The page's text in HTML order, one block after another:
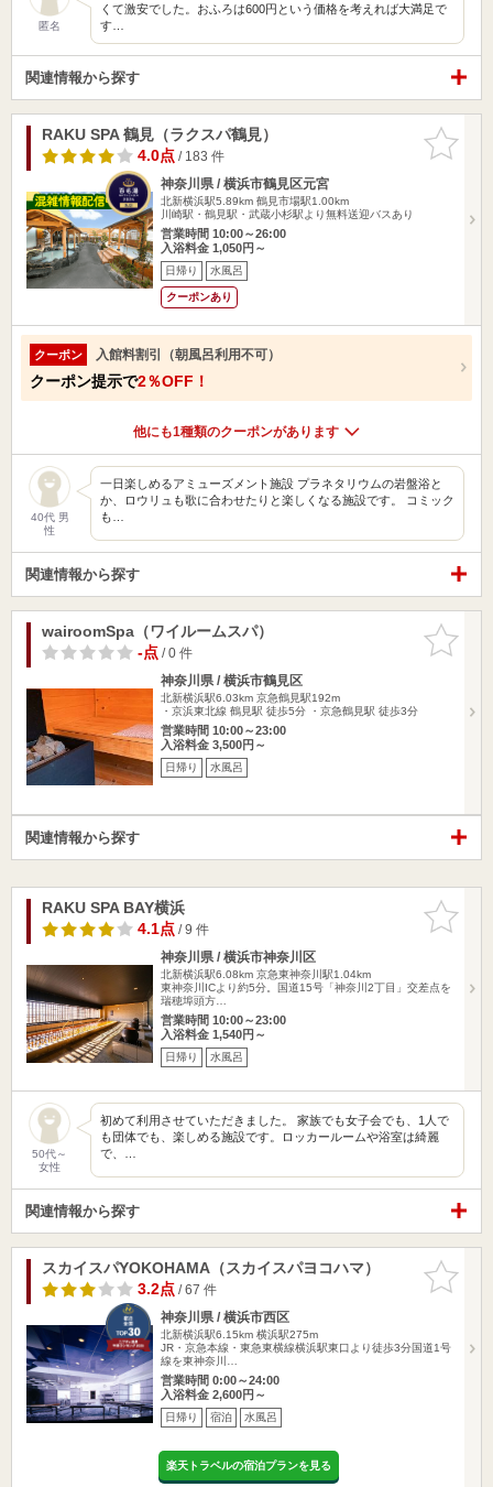
匿名
くて激安でした。おふろは600円という価格を考えれば大満足で
す…
関連情報から探す
お気に入
りに追加
RAKU SPA 鶴見（ラクスパ鶴見）
4.0点/ 183 件
神奈川県 / 横浜市鶴見区元宮
北新横浜駅5.89km 鶴見市場駅1.00km
川崎駅・鶴見駅・武蔵小杉駅より無料送迎バスあり
営業時間 10:00～26:00
入浴料金 1,050円～
日帰り 水風呂
クーポンあり
クーポン 入館料割引（朝風呂利用不可）
クーポン提示で2％OFF！
他にも1種類のクーポンがあります
40代 男
性
一日楽しめるアミューズメント施設 プラネタリウムの岩盤浴と
か、ロウリュも歌に合わせたりと楽しくなる施設です。 コミック
も…
関連情報から探す
お気に入
りに追加
wairoomSpa（ワイルームスパ）
-点/ 0 件
神奈川県 / 横浜市鶴見区
北新横浜駅6.03km 京急鶴見駅192m
・京浜東北線 鶴見駅 徒歩5分 ・京急鶴見駅 徒歩3分
営業時間 10:00～23:00
入浴料金 3,500円～
日帰り 水風呂
関連情報から探す
お気に入
りに追加
RAKU SPA BAY横浜
4.1点/ 9 件
神奈川県 / 横浜市神奈川区
北新横浜駅6.08km 京急東神奈川駅1.04km
東神奈川ICより約5分。国道15号「神奈川2丁目」交差点を
瑞穂埠頭方…
営業時間 10:00～23:00
入浴料金 1,540円～
日帰り 水風呂
50代～
女性
初めて利用させていただきました。 家族でも女子会でも、1人で
も団体でも、楽しめる施設です。ロッカールームや浴室は綺麗
で、…
関連情報から探す
お気に入
りに追加
スカイスパYOKOHAMA（スカイスパヨコハマ）
3.2点/ 67 件
神奈川県 / 横浜市西区
北新横浜駅6.15km 横浜駅275m
JR・京急本線・東急東横線横浜駅東口より徒歩3分国道1号
線を東神奈川…
営業時間 0:00～24:00
入浴料金 2,600円～
日帰り 宿泊 水風呂
楽天トラベルの宿泊プランを見る